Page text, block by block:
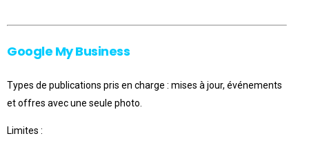
Google My Business
Types de publications pris en charge : mises à jour, événements
et offres avec une seule photo.
Limites :